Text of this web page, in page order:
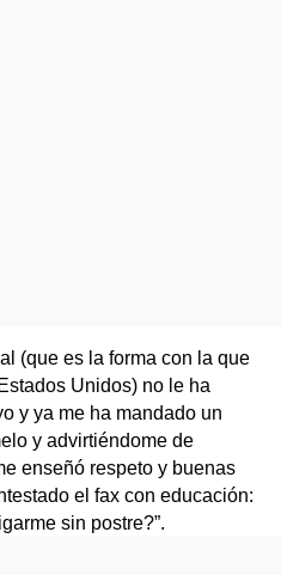
(que es la forma con la que
Unidos) no le ha
y ya me ha mandado un
y advirtiéndome de
enseñó respeto y buenas
el fax con educación:
sin postre?”.